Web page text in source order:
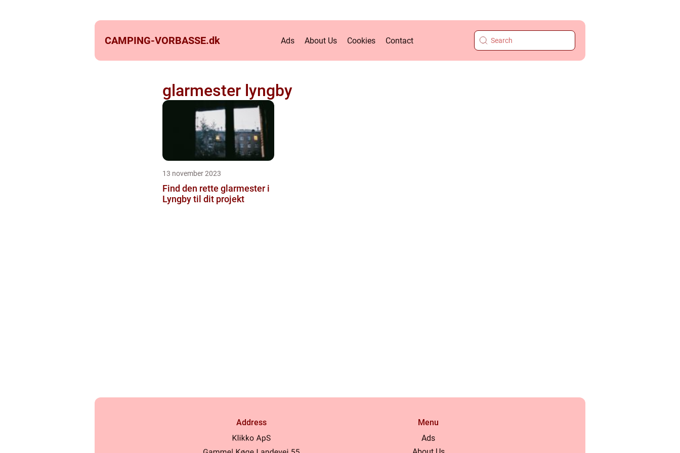
CAMPING-VORBASSE.dk Ads About Us Cookies Contact
glarmester lyngby
13 november 2023
Find den rette glarmester i
Lyngby til dit projekt
Address
Menu
Ads